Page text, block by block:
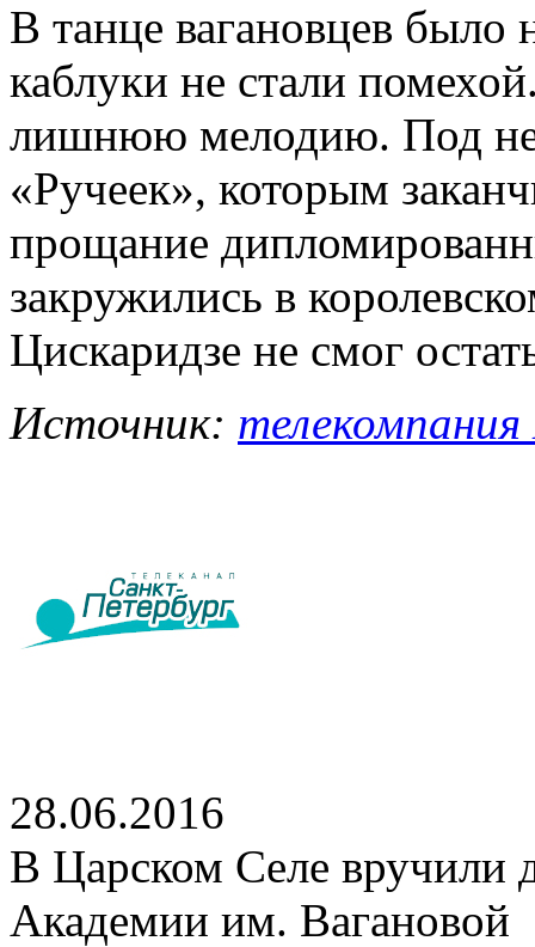
В танце вагановцев было
каблуки не стали
лишнюю мелодию. Под
«Ручеек», которым
прощание
закружились в
Цискаридзе не смог
Источник:
28.06.2016
В Царском Селе вручили
Академии им. Вагановой